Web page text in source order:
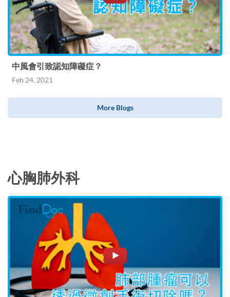
中風會引致認知障礙症？
Feb 24, 2021
More Blogs
心胸肺外科